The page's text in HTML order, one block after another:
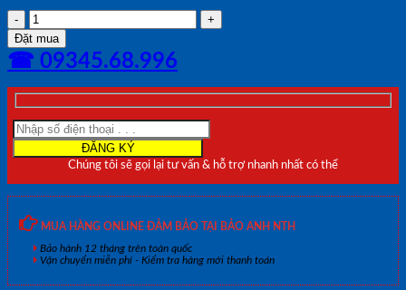
MÁY
QUANG
ĐO
IOT
HANNA
HI97718
(0-
12.5
mg/L)
Đặt mua
☎ 09345.68.996
Chúng tôi sẽ gọi lại tư vấn & hỗ trợ nhanh nhất có thể
MUA HÀNG ONLINE ĐẢM BẢO TẠI BẢO ANH NTH
Bảo hành 12 tháng trên toàn quốc
Vận chuyển miễn phí - Kiểm tra hàng mới thanh toán